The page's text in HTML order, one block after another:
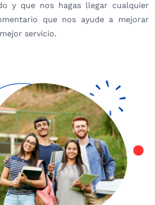
y que nos hagas llegar cualquier
que nos ayude a mejorar
servicio.